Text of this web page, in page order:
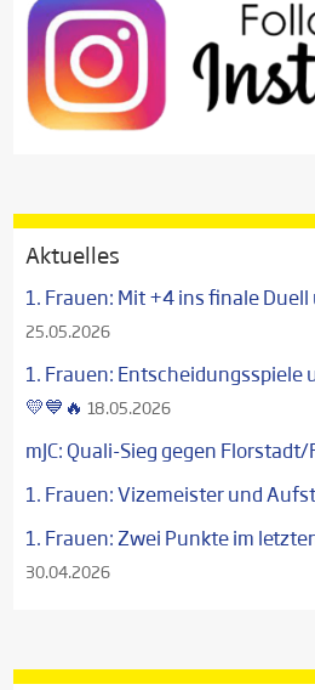
Aktuelles
1. Frauen: Mit +4 ins finale Duell
25.05.2026
1. Frauen: Entscheidungsspiele
💛💙🔥 18.05.2026
mJC: Quali-Sieg gegen
1. Frauen: Vizemeister und
1. Frauen: Zwei Punkte im
30.04.2026